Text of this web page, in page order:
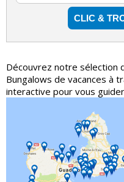
Découvrez notre sélection
Bungalows de vacances à
interactive pour vous